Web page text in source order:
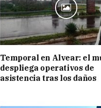
Temporal en Alvear: el
despliega operativos de
asistencia tras los daños